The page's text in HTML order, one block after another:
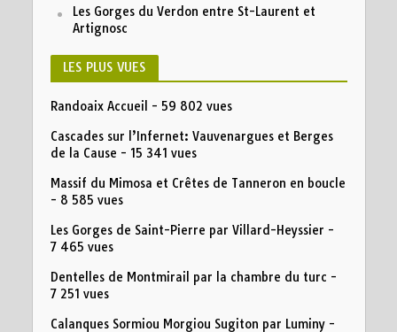
Les Gorges du Verdon entre St-Laurent et
Artignosc
LES PLUS VUES
Randoaix Accueil - 59 802 vues
Cascades sur l’Infernet: Vauvenargues et Berges
de la Cause - 15 341 vues
Massif du Mimosa et Crêtes de Tanneron en boucle
- 8 585 vues
Les Gorges de Saint-Pierre par Villard-Heyssier -
7 465 vues
Dentelles de Montmirail par la chambre du turc -
7 251 vues
Calanques Sormiou Morgiou Sugiton par Luminy-